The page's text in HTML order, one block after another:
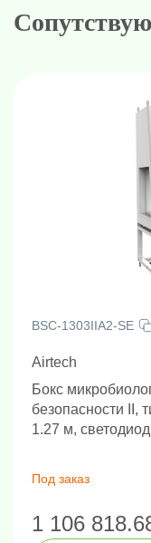
BSC-1303IIA2-SE
Airtech
Бокс
безопасности II,
1.27 м,
Под заказ
1 106